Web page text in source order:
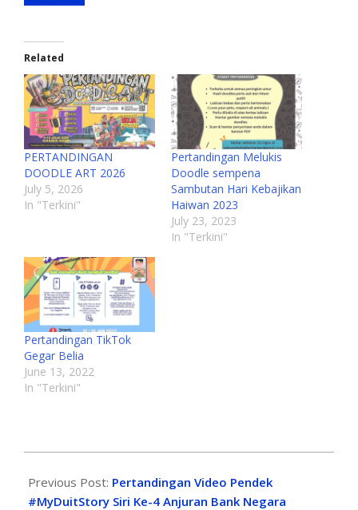
Related
PERTANDINGAN
DOODLE ART 2026
July 5, 2026
In "Terkini"
Pertandingan Melukis
Doodle sempena
Sambutan Hari Kebajikan
Haiwan 2023
July 23, 2023
In "Terkini"
Pertandingan TikTok
Gegar Belia
June 13, 2022
In "Terkini"
Previous Post: Pertandingan Video Pendek
#MyDuitStory Siri Ke-4 Anjuran Bank Negara